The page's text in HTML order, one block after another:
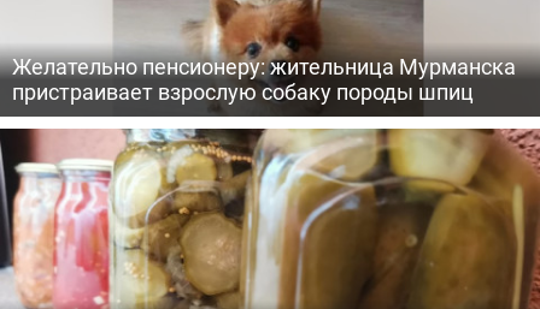
Желательно пенсионеру: жительница Мурманска
пристраивает взрослую собаку породы шпиц